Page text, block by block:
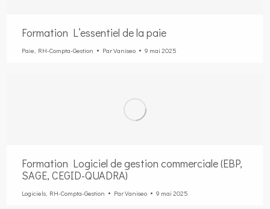
Formation L’essentiel de la paie
Paie, RH-Compta-Gestion ParVaniseo 9 mai 2025
Formation Logiciel de gestion commerciale (EBP,
SAGE, CEGID-QUADRA)
Logiciels, RH-Compta-Gestion ParVaniseo 9 mai 2025